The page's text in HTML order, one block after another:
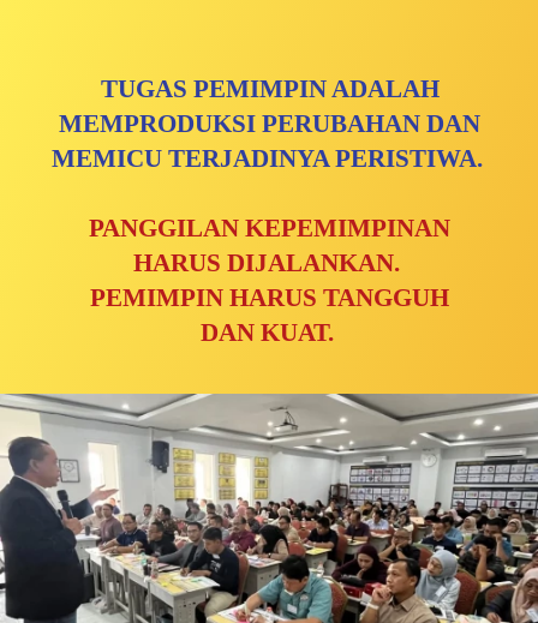
TUGAS PEMIMPIN ADALAH
MEMPRODUKSI PERUBAHAN DAN
MEMICU TERJADINYA PERISTIWA.
PANGGILAN KEPEMIMPINAN
HARUS DIJALANKAN.
PEMIMPIN HARUS TANGGUH
DAN KUAT.